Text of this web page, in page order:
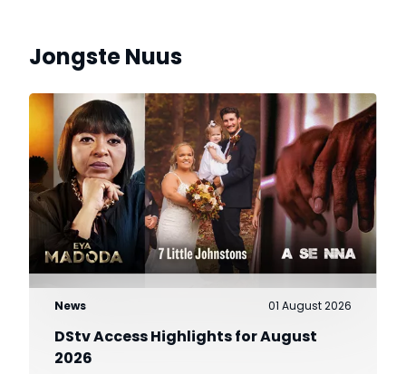
Jongste Nuus
News 01 August 2026
DStv Access Highlights for August
2026